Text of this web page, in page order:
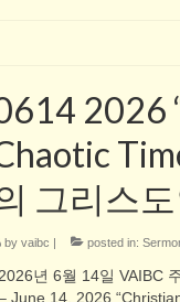
2026
그리스도
by vaibc | posted in:
2026년 6월 14일 VAIBC
June 14, 2026